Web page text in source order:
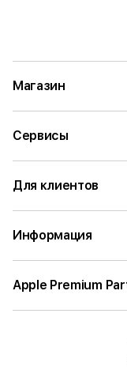
Магазин
Сервисы
Для клиентов
Информация
Apple Premium